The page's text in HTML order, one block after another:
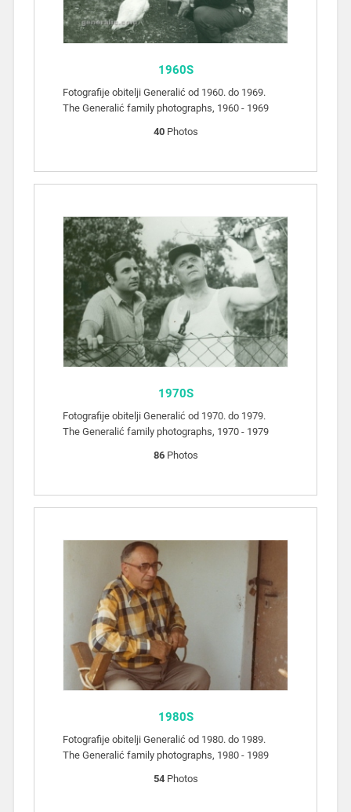
1960S
Fotografije obitelji Generalić od 1960. do 1969.
The Generalić family photographs, 1960 - 1969
40Photos
1970S
Fotografije obitelji Generalić od 1970. do 1979.
The Generalić family photographs, 1970 - 1979
86Photos
1980S
Fotografije obitelji Generalić od 1980. do 1989.
The Generalić family photographs, 1980 - 1989
54Photos